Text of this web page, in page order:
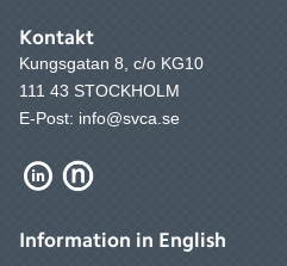
Kontakt
Kungsgatan 8, c/o KG10
111 43 STOCKHOLM
E-Post: info@svca.se
Information in English